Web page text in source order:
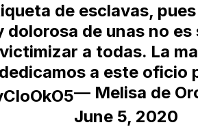
de esclavas,
dolorosa de unas no
a todas. La
a este oficio
— Melisa de
June 5, 2020